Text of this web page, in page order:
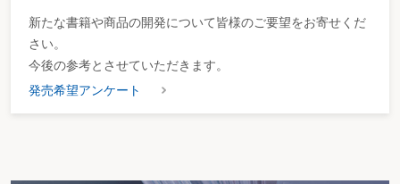
新たな書籍や商品の開発について皆様のご要望をお寄せくだ
さい。
今後の参考とさせていただきます。
発売希望アンケート